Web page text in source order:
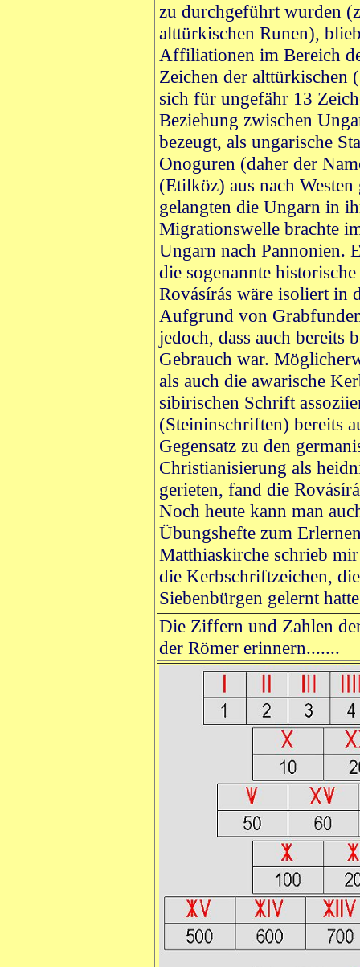
zu durchgeführt wurden
alttürkischen Runen),
Affiliationen im Bereich
Zeichen der alttürkischen
sich für ungefähr 13
Beziehung zwischen
bezeugt, als ungarische
Onoguren (daher der
(Etilköz) aus nach
gelangten die Ungarn in
Migrationswelle brachte
Ungarn nach Pannonien.
die sogenannte
Rovásírás wäre isoliert in
Aufgrund von
jedoch, dass auch bereits
Gebrauch war.
als auch die awarische
sibirischen Schrift
(Steininschriften) bereits
Gegensatz zu den
Christianisierung als
gerieten, fand die
Noch heute kann man
Übungshefte zum
Matthiaskirche schrieb
die Kerbschriftzeichen,
Siebenbürgen gelernt
Die Ziffern und Zahlen
der Römer erinnern.......